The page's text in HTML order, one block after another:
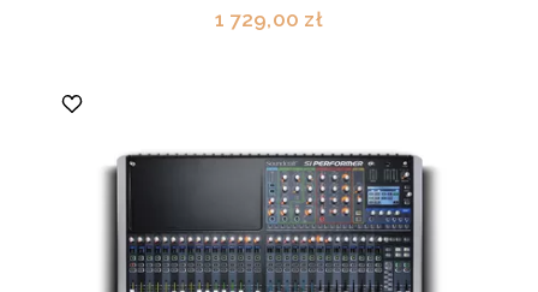
1 729,00 zł